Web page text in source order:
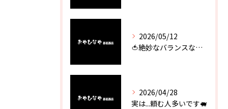
2026/05/12
🍅絶妙なバランスなのに最高な一品🥗
2026/04/28
実は...頼む人多いです🐖